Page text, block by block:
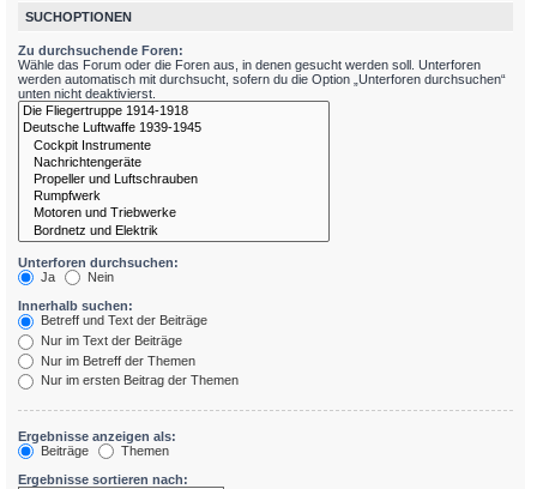
SUCHOPTIONEN
Zu durchsuchende Foren:
Wähle das Forum oder die Foren aus, in denen gesucht werden soll. Unterforen
werden automatisch mit durchsucht, sofern du die Option „Unterforen durchsuchen“
unten nicht deaktivierst.
Unterforen durchsuchen:
Ja
Nein
Innerhalb suchen:
Betreff und Text der Beiträge
Nur im Text der Beiträge
Nur im Betreff der Themen
Nur im ersten Beitrag der Themen
Ergebnisse anzeigen als:
Beiträge
Themen
Ergebnisse sortieren nach: